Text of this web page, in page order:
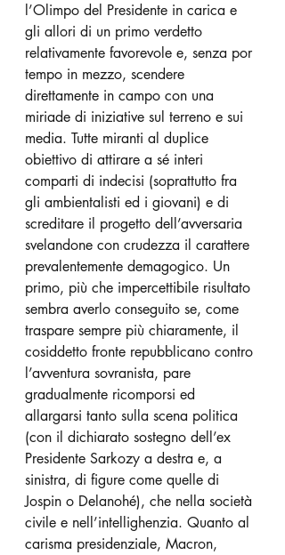
l’Olimpo del Presidente in carica e
gli allori di un primo verdetto
relativamente favorevole e, senza por
tempo in mezzo, scendere
direttamente in campo con una
miriade di iniziative sul terreno e sui
media. Tutte miranti al duplice
obiettivo di attirare a sé interi
comparti di indecisi (soprattutto fra
gli ambientalisti ed i giovani) e di
screditare il progetto dell’avversaria
svelandone con crudezza il carattere
prevalentemente demagogico. Un
primo, più che impercettibile risultato
sembra averlo conseguito se, come
traspare sempre più chiaramente, il
cosiddetto fronte repubblicano contro
l’avventura sovranista, pare
gradualmente ricomporsi ed
allargarsi tanto sulla scena politica
(con il dichiarato sostegno dell’ex
Presidente Sarkozy a destra e, a
sinistra, di figure come quelle di
Jospin o Delanohé), che nella società
civile e nell’intellighenzia. Quanto al
carisma presidenziale, Macron,